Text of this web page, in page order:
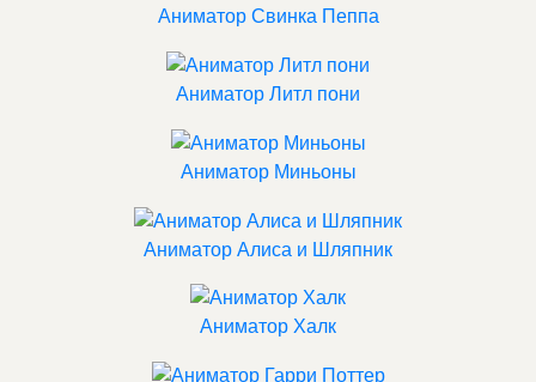
Аниматор Свинка Пеппа
Аниматор Литл пони
Аниматор Миньоны
Аниматор Алиса и Шляпник
Аниматор Халк